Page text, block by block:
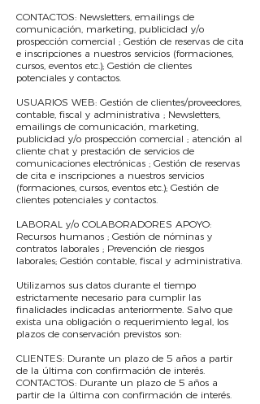
CONTACTOS: Newsletters, emailings de
comunicación, marketing, publicidad y/o
prospección comercial ; Gestión de reservas de cita
e inscripciones a nuestros servicios (formaciones,
cursos, eventos etc.); Gestión de clientes
potenciales y contactos.
USUARIOS WEB: Gestión de clientes/proveedores,
contable, fiscal y administrativa ; Newsletters,
emailings de comunicación, marketing,
publicidad y/o prospección comercial ; atención al
cliente chat y prestación de servicios de
comunicaciones electrónicas ; Gestión de reservas
de cita e inscripciones a nuestros servicios
(formaciones, cursos, eventos etc.); Gestión de
clientes potenciales y contactos.
LABORAL y/o COLABORADORES APOYO:
Recursos humanos ; Gestión de nóminas y
contratos laborales ; Prevención de riesgos
laborales; Gestión contable, fiscal y administrativa.
Utilizamos sus datos durante el tiempo
estrictamente necesario para cumplir las
finalidades indicadas anteriormente. Salvo que
exista una obligación o requerimiento legal, los
plazos de conservación previstos son:
CLIENTES: Durante un plazo de 5 años a partir
de la última con confirmación de interés.
CONTACTOS: Durante un plazo de 5 años a
partir de la última con confirmación de interés.